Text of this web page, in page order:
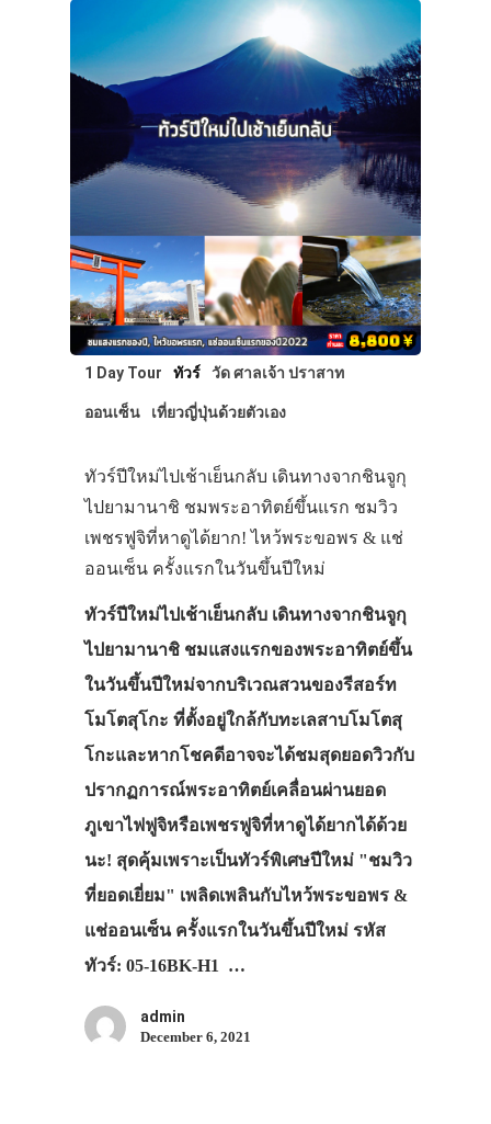
1 Day Tour ทัวร์ วัด ศาลเจ้า ปราสาท
ออนเซ็น เที่ยวญี่ปุ่นด้วยตัวเอง
ทัวร์ปีใหม่ไปเช้าเย็นกลับ เดินทางจากชินจูกุ
ไปยามานาชิ ชมพระอาทิตย์ขึ้นแรก ชมวิว
เพชรฟูจิที่หาดูได้ยาก! ไหว้พระขอพร & แช่
ออนเซ็น ครั้งแรกในวันขึ้นปีใหม่
ทัวร์ปีใหม่ไปเช้าเย็นกลับ เดินทางจากชินจูกุ
ไปยามานาชิ ชมแสงแรกของพระอาทิตย์ขึ้น
ในวันขึ้นปีใหม่จากบริเวณสวนของรีสอร์ท
โมโตสุโกะ ที่ตั้งอยู่ใกล้กับทะเลสาบโมโตสุ
โกะและหากโชคดีอาจจะได้ชมสุดยอดวิวกับ
ปรากฏการณ์พระอาทิตย์เคลื่อนผ่านยอด
ภูเขาไฟฟูจิหรือเพชรฟูจิที่หาดูได้ยากได้ด้วย
นะ! สุดคุ้มเพราะเป็นทัวร์พิเศษปีใหม่ "ชมวิว
ที่ยอดเยี่ยม" เพลิดเพลินกับไหว้พระขอพร &
แช่ออนเซ็น ครั้งแรกในวันขึ้นปีใหม่ รหัส
ทัวร์: 05-16BK-H1 …
admin
December 6, 2021